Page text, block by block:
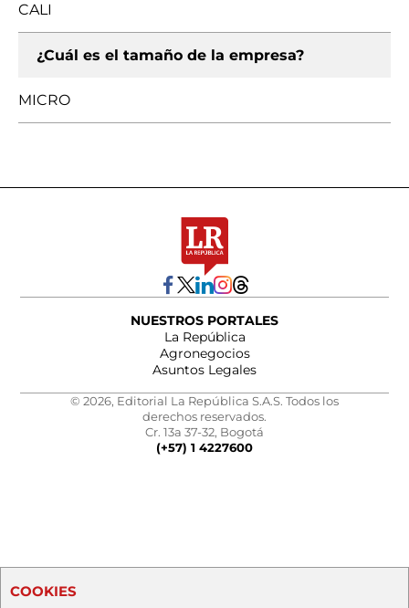
CALI
¿Cuál es el tamaño de la empresa?
MICRO
NUESTROS PORTALES
La República
Agronegocios
Asuntos Legales
© 2026, Editorial La República S.A.S. Todos los
derechos reservados.
Cr. 13a 37-32, Bogotá
(+57) 1 4227600
COOKIES